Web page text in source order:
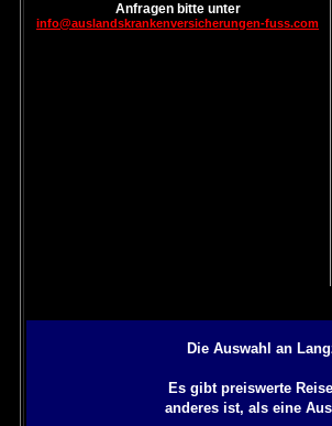
Anfragen bitte unter
info@auslandskrankenversicherungen-fuss.com
Die Auswahl an
Es gibt preiswerte
anderes ist, als eine